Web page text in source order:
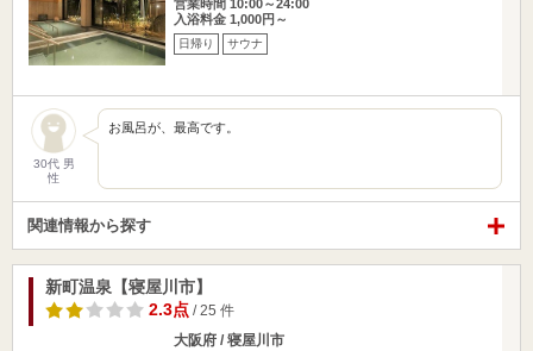
営業時間 10:00～24:00
入浴料金 1,000円～
日帰り サウナ
30代 男
性
お風呂が、最高です。
関連情報から探す
新町温泉【寝屋川市】
2.3点 / 25 件
大阪府 / 寝屋川市